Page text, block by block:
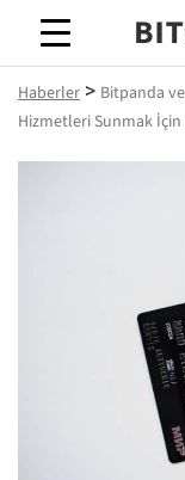
Haberler > Bitpanda
Hizmetleri Sunmak